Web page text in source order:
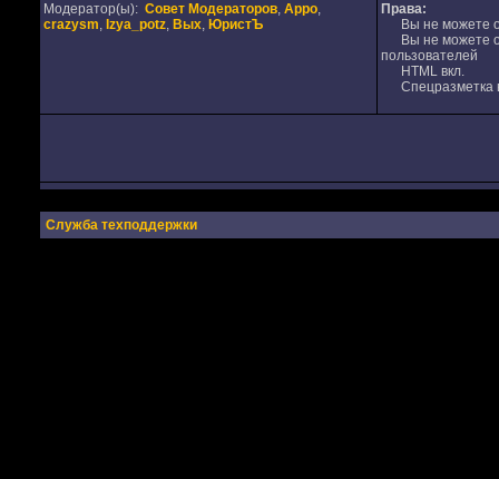
Модератор(ы): Совет Модераторов, Appo,
crazysm, Izya_potz, Вых, ЮристЪ
Права:
Вы не можете
Вы не можете
пользователей
HTML вкл.
Спецразметка
Служба техподдержки